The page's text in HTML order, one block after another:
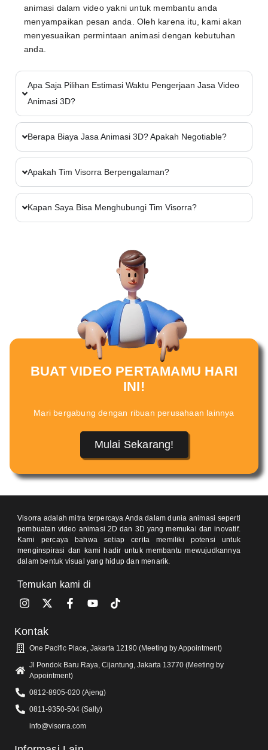
animasi dalam video yakni untuk membantu anda
menyampaikan pesan anda. Oleh karena itu, kami akan
menyesuaikan permintaan animasi dengan kebutuhan
anda.
Apa Saja Pilihan Estimasi Waktu Pengerjaan Jasa Video
Animasi 3D?
Berapa Biaya Jasa Animasi 3D? Apakah Negotiable?
Apakah Tim Visorra Berpengalaman?
Kapan Saya Bisa Menghubungi Tim Visorra?
BUAT VIDEO PERTAMAMU HARI
INI!
Mari bergabung dengan ribuan perusahaan lainnya
Mulai Sekarang!
Visorra adalah mitra terpercaya Anda dalam dunia animasi seperti
pembuatan video animasi 2D dan 3D yang memukai dan inovatif.
Kami percaya bahwa setiap cerita memiliki potensi untuk
menginspirasi dan kami hadir untuk membantu mewujudkannya
dalam bentuk visual yang hidup dan menarik.
Temukan kami di
Kontak
One Pacific Place, Jakarta 12190 (Meeting by Appointment)
Jl Pondok Baru Raya, Cijantung, Jakarta 13770 (Meeting by
Appointment)
0812-8905-020 (Ajeng)
0811-9350-504 (Sally)
info@visorra.com